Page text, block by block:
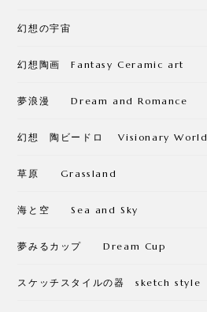
幻想の宇宙
幻想陶画 Fantasy Ceramic art
夢浪漫 Dream and Romance
幻想 陶ビードロ Visionary World
草原 Grassland
海と空 Sea and Sky
夢みるカップ Dream Cup
スケッチスタイルの器 sketch style